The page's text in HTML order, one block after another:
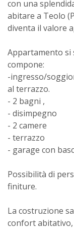
con una
abitare a Teolo
diventa il valore
Appartamento si
compone:
-ingresso/
al terrazzo.
- 2 bagni ,
- disimpegno
- 2 camere
- terrazzo
- garage con
Possibilità di
finiture.
La costruzione
confort abitativo,